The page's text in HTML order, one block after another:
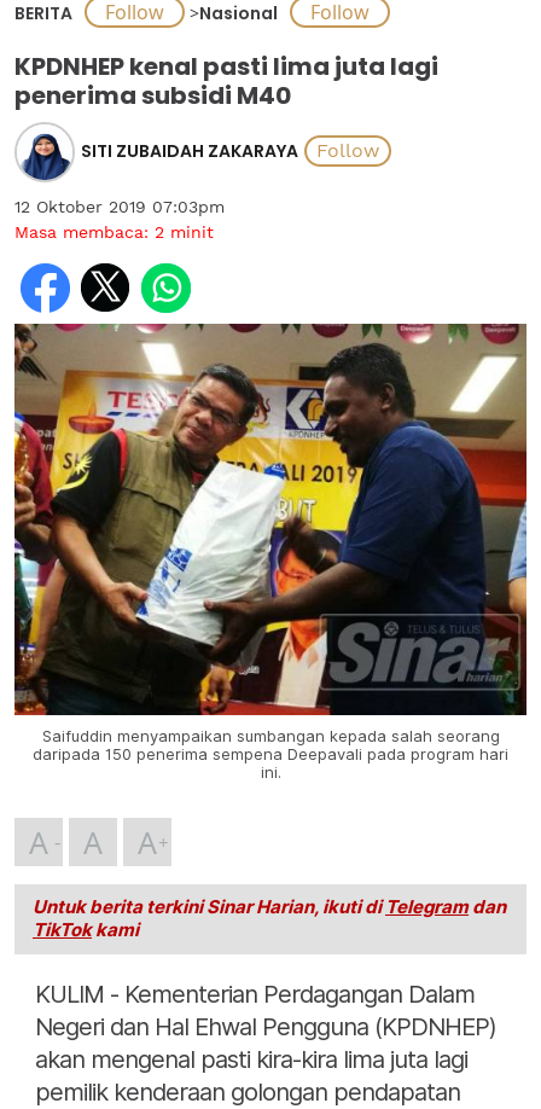
BERITA >Nasional
KPDNHEP kenal pasti lima juta lagi
penerima subsidi M40
SITI ZUBAIDAH ZAKARAYA
12 Oktober 2019 07:03pm
Masa membaca: 2 minit
Saifuddin menyampaikan sumbangan kepada salah seorang
daripada 150 penerima sempena Deepavali pada program hari
ini.
A A A
Untuk berita terkini Sinar Harian, ikuti di Telegramdan
TikTokkami
KULIM - Kementerian Perdagangan Dalam
Negeri dan Hal Ehwal Pengguna (KPDNHEP)
akan mengenal pasti kira-kira lima juta lagi
pemilik kenderaan golongan pendapatan